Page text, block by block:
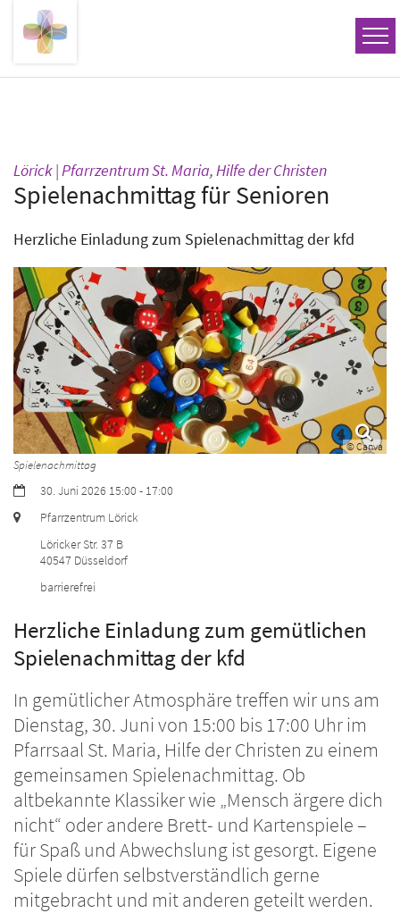
Zum Inhalt springen
Lörick | Pfarrzentrum St. Maria, Hilfe der Christen:
Spielenachmittag für Senioren
Herzliche Einladung zum Spielenachmittag der kfd
© Canva
Spielenachmittag
Datum:30. Juni 2026 15:00 - 17:00
Ort:
Pfarrzentrum Lörick
Löricker Str. 37 B
40547 Düsseldorf
barrierefrei
Herzliche Einladung zum gemütlichen
Spielenachmittag der kfd
In gemütlicher Atmosphäre treffen wir uns am
Dienstag, 30. Juni von 15:00 bis 17:00 Uhr im
Pfarrsaal St. Maria, Hilfe der Christen zu einem
gemeinsamen Spielenachmittag. Ob
altbekannte Klassiker wie „Mensch ärgere dich
nicht“ oder andere Brett- und Kartenspiele –
für Spaß und Abwechslung ist gesorgt. Eigene
Spiele dürfen selbstverständlich gerne
mitgebracht und mit anderen geteilt werden.